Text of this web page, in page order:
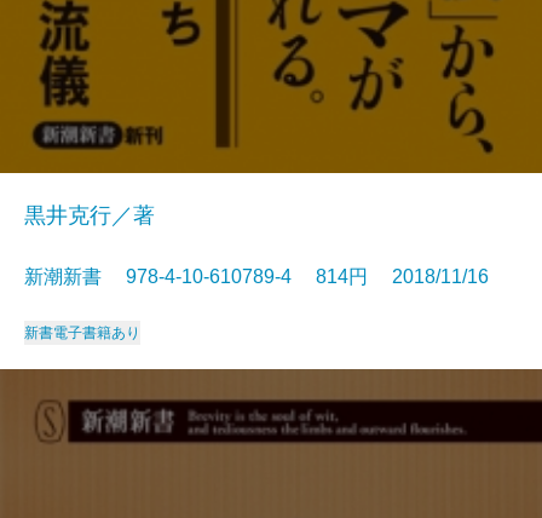
黒井克行／著
新潮新書 978-4-10-610789-4 814円 2018/11/16
新書電子書籍あり